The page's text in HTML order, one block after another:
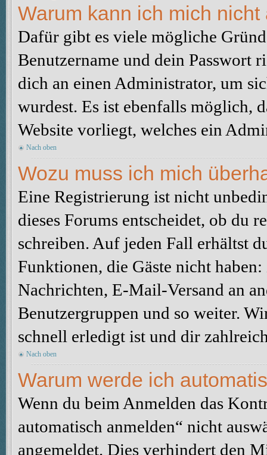
Warum kann ich mich nicht
Dafür gibt es viele mögliche
Benutzername und dein Passwort
dich an einen Administrator, um
wurdest. Es ist ebenfalls möglich,
Website vorliegt, welches ein
Nach oben
Wozu muss ich mich
Eine Registrierung ist nicht
dieses Forums entscheidet, ob du
schreiben. Auf jeden Fall erhältst
Funktionen, die Gäste nicht
Nachrichten, E-Mail-Versand an
Benutzergruppen und so weiter.
schnell erledigt ist und dir
Nach oben
Warum werde ich
Wenn du beim Anmelden das
automatisch anmelden“ nicht
angemeldet. Dies verhindert den